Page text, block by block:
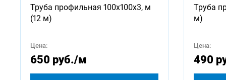
750
4500
Труба профильная 100х100х3, м
(12 м)
Цена:
650 руб./м
Труба
м)
Цена:
490